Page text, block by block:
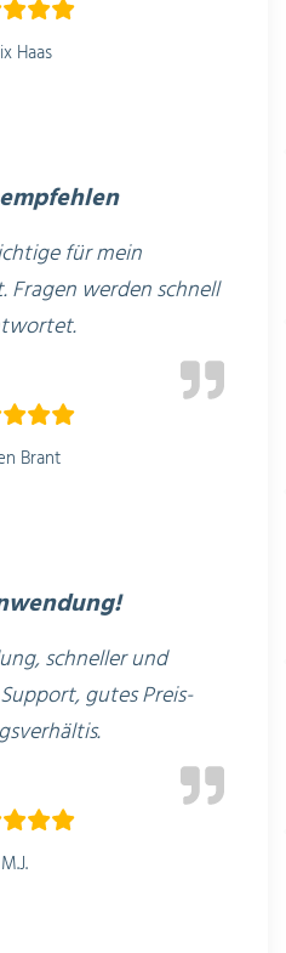
Haas
für mein
werden schnell
Brant
schneller und
gutes Preis-
M.J.